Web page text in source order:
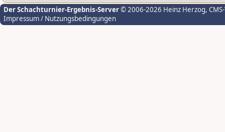
Der Schachturnier-Ergebnis-Server© 2006-2026 Heinz Herzog,
Impressum / Nutzungsbedingungen